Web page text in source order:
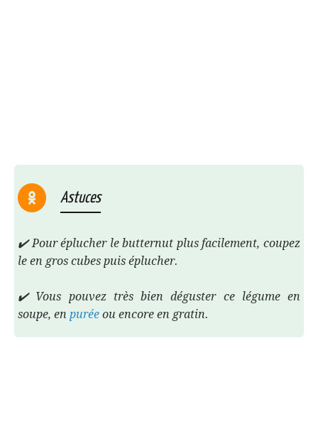
Astuces
✔️ Pour éplucher le butternut plus facilement, coupez
le en gros cubes puis éplucher.
✔️ Vous pouvez très bien déguster ce légume en
soupe, en purée ou encore en gratin.